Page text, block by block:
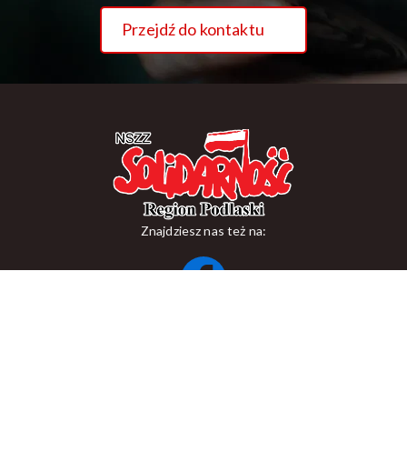
Przejdź do kontaktu
Znajdziesz nas też na: